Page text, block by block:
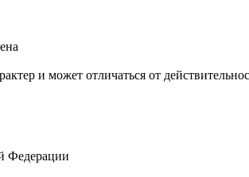
и может отличаться от
Федерации